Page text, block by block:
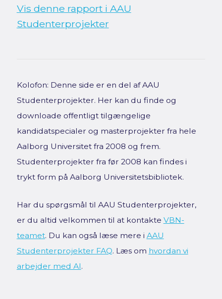
Vis denne rapport i AAU
Studenterprojekter
Kolofon: Denne side er en del af AAU
Studenterprojekter. Her kan du finde og
downloade offentligt tilgængelige
kandidatspecialer og masterprojekter fra hele
Aalborg Universitet fra 2008 og frem.
Studenterprojekter fra før 2008 kan findes i
trykt form på Aalborg Universitetsbibliotek.
Har du spørgsmål til AAU Studenterprojekter,
er du altid velkommen til at kontakte VBN-
teamet. Du kan også læse mere i AAU
Studenterprojekter FAQ. Læs om hvordan vi
arbejder med AI.